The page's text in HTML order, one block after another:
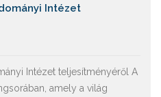
Intézet
Intézet teljesítményéről A
amely a világ